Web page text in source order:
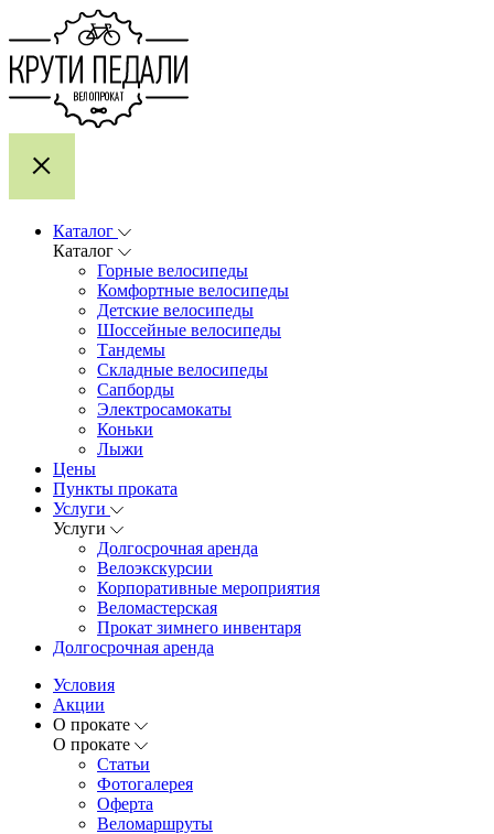
Каталог
Каталог
Горные велосипеды
Комфортные велосипеды
Детские велосипеды
Шоссейные велосипеды
Тандемы
Складные велосипеды
Сапборды
Электросамокаты
Коньки
Лыжи
Цены
Пункты проката
Услуги
Услуги
Долгосрочная аренда
Велоэкскурсии
Корпоративные мероприятия
Веломастерская
Прокат зимнего инвентаря
Долгосрочная аренда
Условия
Акции
О прокате
О прокате
Статьи
Фотогалерея
Оферта
Веломаршруты